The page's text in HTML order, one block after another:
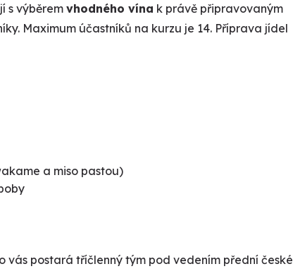
s výběrem vhodného vína k právě připravovaným
Maximum účastníků na kurzu je 14. Příprava jídel
a miso pastou)
vás postará tříčlenný tým pod vedením přední české